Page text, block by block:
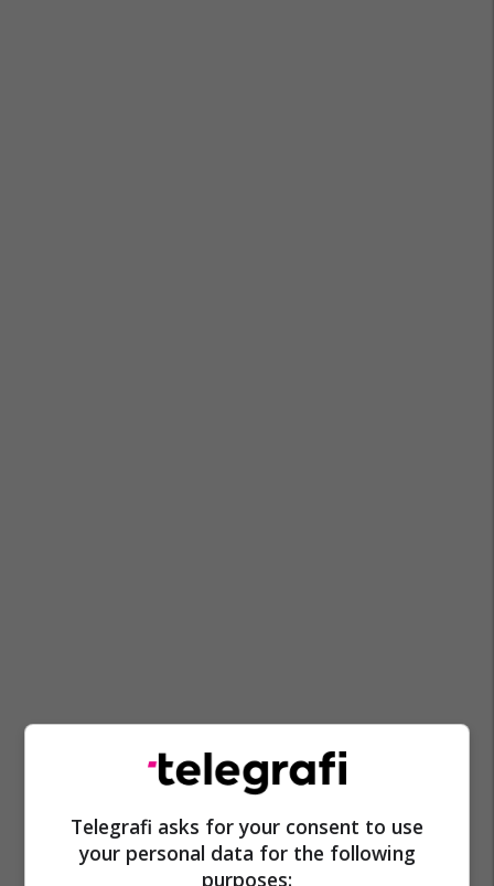
Telegrafi asks for your consent to use
your personal data for the following
purposes: